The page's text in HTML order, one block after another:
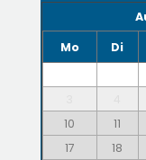
Mo Di
10
11
17
18